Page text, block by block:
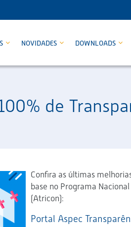
NOVIDADES DOWNLOADS
de
Confira as últimas
base no Programa
(Atricon):
Portal Aspec